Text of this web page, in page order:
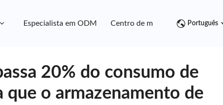
Especialista em ODM Centro de mídia Contato
Português
20% do consumo de
que o armazenamento de